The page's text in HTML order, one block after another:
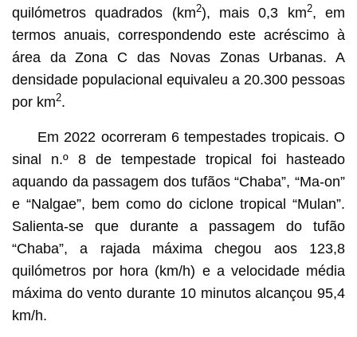
quilómetros quadrados (km2), mais 0,3 km2, em
termos anuais, correspondendo este acréscimo à
área da Zona C das Novas Zonas Urbanas. A
densidade populacional equivaleu a 20.300 pessoas
por km2.
Em 2022 ocorreram 6 tempestades tropicais. O
sinal n.º 8 de tempestade tropical foi hasteado
aquando da passagem dos tufãos “Chaba”, “Ma-on”
e “Nalgae”, bem como do ciclone tropical “Mulan”.
Salienta-se que durante a passagem do tufão
“Chaba”, a rajada máxima chegou aos 123,8
quilómetros por hora (km/h) e a velocidade média
máxima do vento durante 10 minutos alcançou 95,4
km/h.